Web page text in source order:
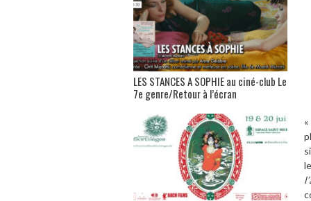
«
LES STANCES A SOPHIE au ciné-club Le
7e genre/Retour à l’écran